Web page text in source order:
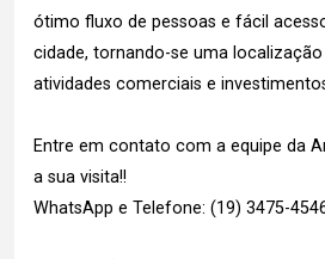
ótimo fluxo de pessoas e fácil
cidade, tornando-se uma
atividades comerciais e
Entre em contato com a equipe da
a sua visita!!
WhatsApp e Telefone: (19) 3475-